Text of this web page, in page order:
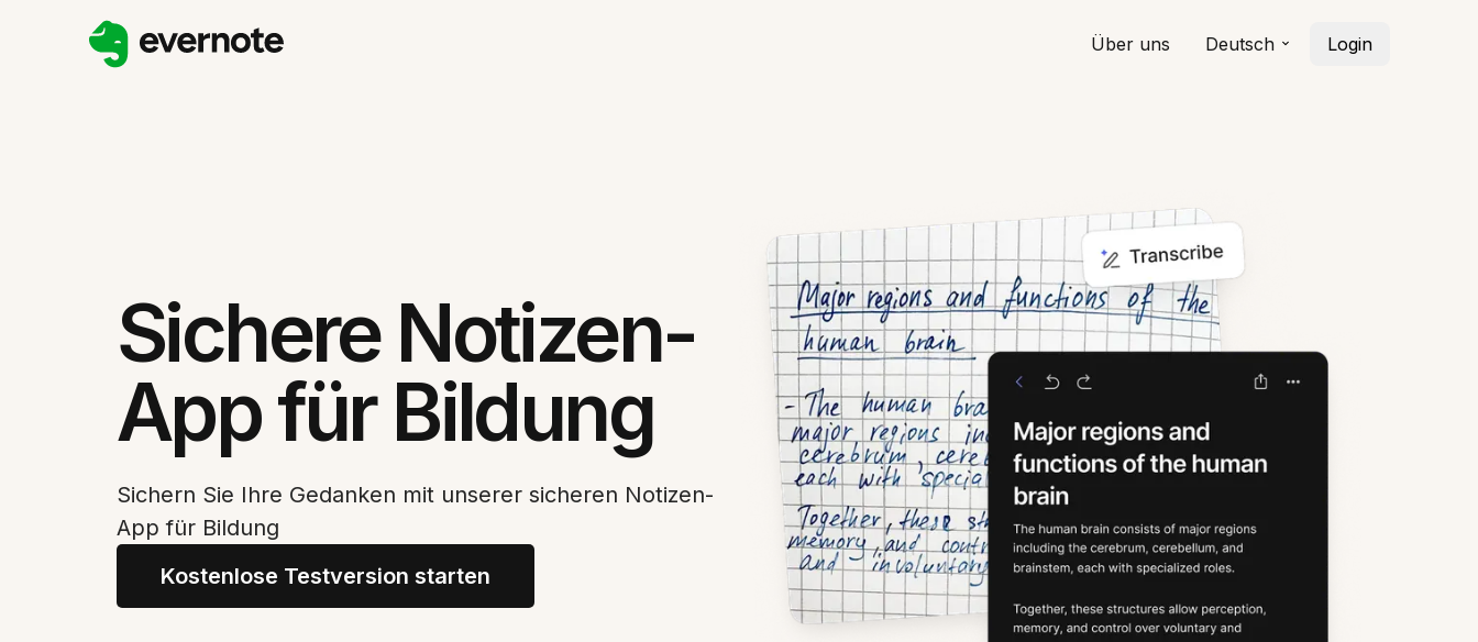
Über uns Deutsch Login
Sichere Notizen-
App für Bildung
Sichern Sie Ihre Gedanken mit unserer sicheren Notizen-
App für Bildung
Kostenlose Testversion starten